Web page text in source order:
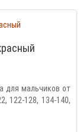
для мальчиков от
122-128, 134-140,